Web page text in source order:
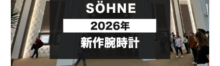
グランドセイコー
ヴァシュロンコンスタンタ
ン
チューダー タグホイヤー